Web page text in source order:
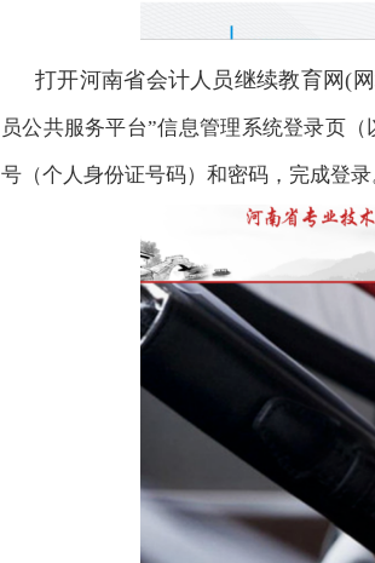
打开河南省会计人员继续教育网(
员公共服务平台”信息管理系统登录页
号（个人身份证号码）和密码，完成登录